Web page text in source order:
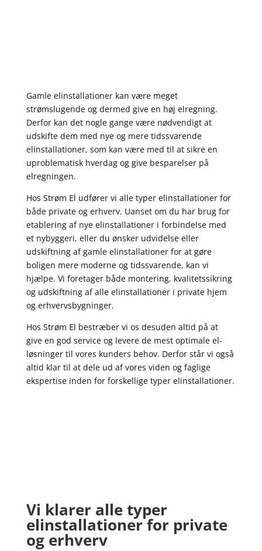
Gamle elinstallationer kan være meget
strømslugende og dermed give en høj elregning.
Derfor kan det nogle gange være nødvendigt at
udskifte dem med nye og mere tidssvarende
elinstallationer, som kan være med til at sikre en
uproblematisk hverdag og give besparelser på
elregningen.
Hos Strøm El udfører vi alle typer elinstallationer for
både private og erhverv. Uanset om du har brug for
etablering af nye elinstallationer i forbindelse med
et nybyggeri, eller du ønsker udvidelse eller
udskiftning af gamle elinstallationer for at gøre
boligen mere moderne og tidssvarende, kan vi
hjælpe. Vi foretager både montering, kvalitetssikring
og udskiftning af alle elinstallationer i private hjem
og erhvervsbygninger.
Hos Strøm El bestræber vi os desuden altid på at
give en god service og levere de mest optimale el-
løsninger til vores kunders behov. Derfor står vi også
altid klar til at dele ud af vores viden og faglige
ekspertise inden for forskellige typer elinstallationer.
Vi klarer alle typer
elinstallationer for private
og erhverv